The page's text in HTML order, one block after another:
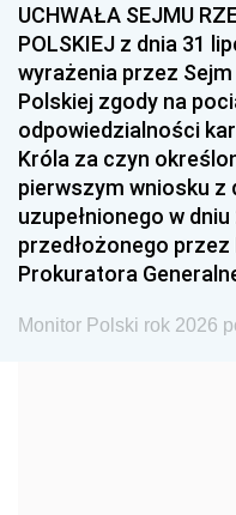
1996
1993
1990
1987
1984
1981
1978
1975
UCHWAŁA SEJMU
POLSKIEJ z dnia 31
wyrażenia przez
Polskiej zgody na
odpowiedzialności
Króla za czyn
pierwszym wniosku z
uzupełnionego w
przedłożonego
Prokuratora
Monitor Polski rok 2026